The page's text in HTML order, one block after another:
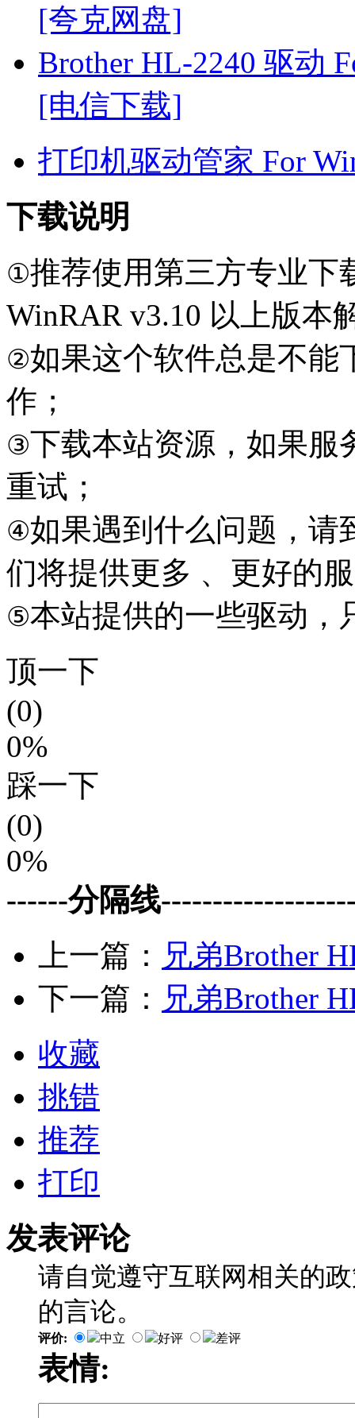
[夸克网盘]
Brother HL-2240 驱动
[电信下载]
打印机驱动管家 For
下载说明
①推荐使用第三方专业下
WinRAR v3.10 以上版本
②如果这个软件总是不能
作；
③下载本站资源，如果服
重试；
④如果遇到什么问题，请
们将提供更多 、更好的
⑤本站提供的一些驱动，
顶一下
(0)
0%
踩一下
(0)
0%
------分隔线
上一篇： 兄弟Brother
下一篇： 兄弟Brother
收藏
挑错
推荐
打印
发表评论
请自觉遵守互联网相关的
的言论。
评价: 中立 好评 差评
表情: